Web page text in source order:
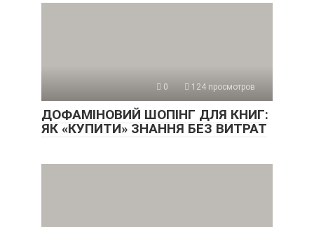
0 124 просмотров
ДОФАМІНОВИЙ ШОПІНГ ДЛЯ КНИГ:
ЯК «КУПИТИ» ЗНАННЯ БЕЗ ВИТРАТ